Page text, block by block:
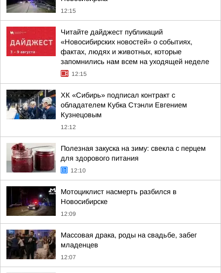
12:15
Читайте дайджест публикаций
«Новосибирских новостей» о событиях,
фактах, людях и животных, которые
запомнились нам всем на уходящей неделе
12:15
ХК «Сибирь» подписал контракт с
обладателем Кубка Стэнли Евгением
Кузнецовым
12:12
Полезная закуска на зиму: свекла с перцем
для здорового питания
12:10
Мотоциклист насмерть разбился в
Новосибирске
12:09
Массовая драка, роды на свадьбе, забег
младенцев
12:07